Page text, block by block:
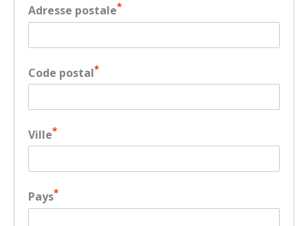
Adresse postale*
Code postal*
Ville*
Pays*